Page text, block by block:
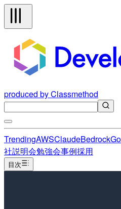
produced by Classmethod
TrendingAWSClaudeBedrock
社説明会勉強会事例採用
目次